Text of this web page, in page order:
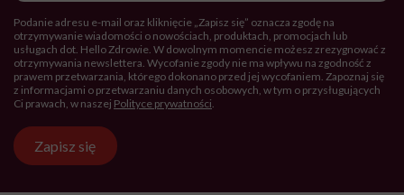
Podanie adresu e-mail oraz kliknięcie „Zapisz się” oznacza zgodę na
otrzymywanie wiadomości o nowościach, produktach, promocjach lub
usługach dot. Hello Zdrowie. W dowolnym momencie możesz zrezygnować z
otrzymywania newslettera. Wycofanie zgody nie ma wpływu na zgodność z
prawem przetwarzania, którego dokonano przed jej wycofaniem. Zapoznaj się
z informacjami o przetwarzaniu danych osobowych, w tym o przysługujących
Ci prawach, w naszej Polityce prywatności.
Zapisz się